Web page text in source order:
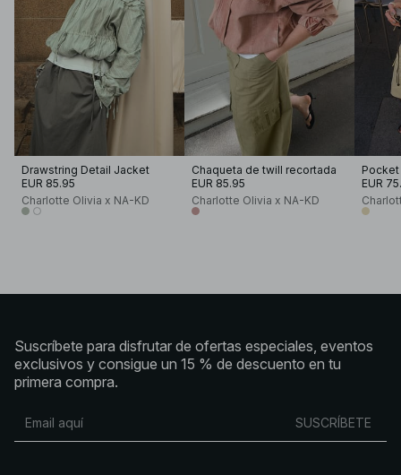
Drawstring Detail Jacket
EUR 85.95
Charlotte Olivia x NA-KD
Chaqueta de twill recortada
EUR 85.95
Charlotte Olivia x NA-KD
EUR
Suscríbete para disfrutar de ofertas especiales, eventos
exclusivos y consigue un 15 % de descuento en tu
primera compra.
SUSCRÍBETE